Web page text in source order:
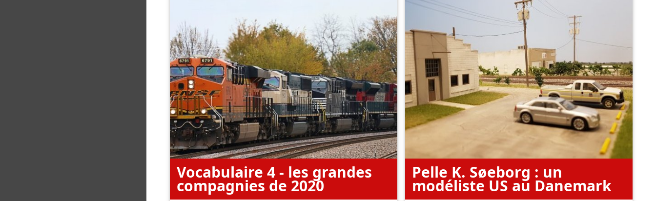
Vocabulaire 4 - les grandes
compagnies de 2020
Pelle K. Søeborg : un
modéliste US au Danemark